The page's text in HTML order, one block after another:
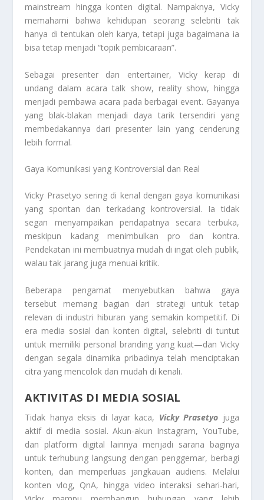
mainstream hingga konten digital. Nampaknya, Vicky
memahami bahwa kehidupan seorang selebriti tak
hanya di tentukan oleh karya, tetapi juga bagaimana ia
bisa tetap menjadi “topik pembicaraan”.
Sebagai presenter dan entertainer, Vicky kerap di
undang dalam acara talk show, reality show, hingga
menjadi pembawa acara pada berbagai event. Gayanya
yang blak-blakan menjadi daya tarik tersendiri yang
membedakannya dari presenter lain yang cenderung
lebih formal.
Gaya Komunikasi yang Kontroversial dan Real
Vicky Prasetyo sering di kenal dengan gaya komunikasi
yang spontan dan terkadang kontroversial. Ia tidak
segan menyampaikan pendapatnya secara terbuka,
meskipun kadang menimbulkan pro dan kontra.
Pendekatan ini membuatnya mudah di ingat oleh publik,
walau tak jarang juga menuai kritik.
Beberapa pengamat menyebutkan bahwa gaya
tersebut memang bagian dari strategi untuk tetap
relevan di industri hiburan yang semakin kompetitif. Di
era media sosial dan konten digital, selebriti di tuntut
untuk memiliki personal branding yang kuat—dan Vicky
dengan segala dinamika pribadinya telah menciptakan
citra yang mencolok dan mudah di kenali.
AKTIVITAS DI MEDIA SOSIAL
Tidak hanya eksis di layar kaca, Vicky Prasetyo juga
aktif di media sosial. Akun-akun Instagram, YouTube,
dan platform digital lainnya menjadi sarana baginya
untuk terhubung langsung dengan penggemar, berbagi
konten, dan memperluas jangkauan audiens. Melalui
konten vlog, QnA, hingga video interaksi sehari-hari,